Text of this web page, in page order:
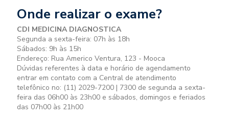
Onde realizar o exame?
CDI MEDICINA DIAGNOSTICA
Segunda a sexta-feira: 07h às 18h
Sábados: 9h às 15h
Endereço: Rua Americo Ventura, 123 - Mooca
Dúvidas referentes à data e horário de agendamento
entrar em contato com a Central de atendimento
telefônico no: (11) 2029-7200 | 7300 de segunda a sexta-
feira das 06h00 às 23h00 e sábados, domingos e feriados
das 07h00 às 21h00